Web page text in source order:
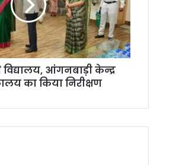
आंगनबाड़ी केन्द्र
का किया निरीक्षण